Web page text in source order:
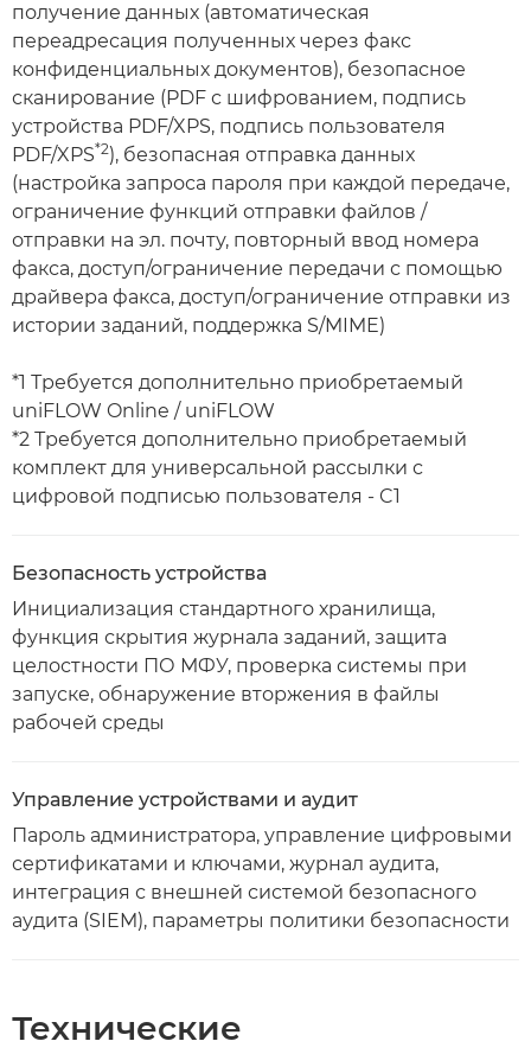
получение данных (автоматическая
переадресация полученных через факс
конфиденциальных документов), безопасное
сканирование (PDF с шифрованием, подпись
устройства PDF/XPS, подпись пользователя
PDF/XPS*2), безопасная отправка данных
(настройка запроса пароля при каждой передаче,
ограничение функций отправки файлов /
отправки на эл. почту, повторный ввод номера
факса, доступ/ограничение передачи с помощью
драйвера факса, доступ/ограничение отправки из
истории заданий, поддержка S/MIME)
*1 Требуется дополнительно приобретаемый
uniFLOW Online / uniFLOW
*2 Требуется дополнительно приобретаемый
комплект для универсальной рассылки с
цифровой подписью пользователя - C1
Безопасность устройства
Инициализация стандартного хранилища,
функция скрытия журнала заданий, защита
целостности ПО МФУ, проверка системы при
запуске, обнаружение вторжения в файлы
рабочей среды
Управление устройствами и аудит
Пароль администратора, управление цифровыми
сертификатами и ключами, журнал аудита,
интеграция с внешней системой безопасного
аудита (SIEM), параметры политики безопасности
Технические